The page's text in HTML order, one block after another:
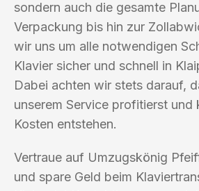
sondern auch die gesamte
Verpackung bis hin zur
wir uns um alle notwendigen
Klavier sicher und schnell in
Dabei achten wir stets darauf,
unserem Service profitierst und
Kosten entstehen.
Vertraue auf Umzugskönig
und spare Geld beim